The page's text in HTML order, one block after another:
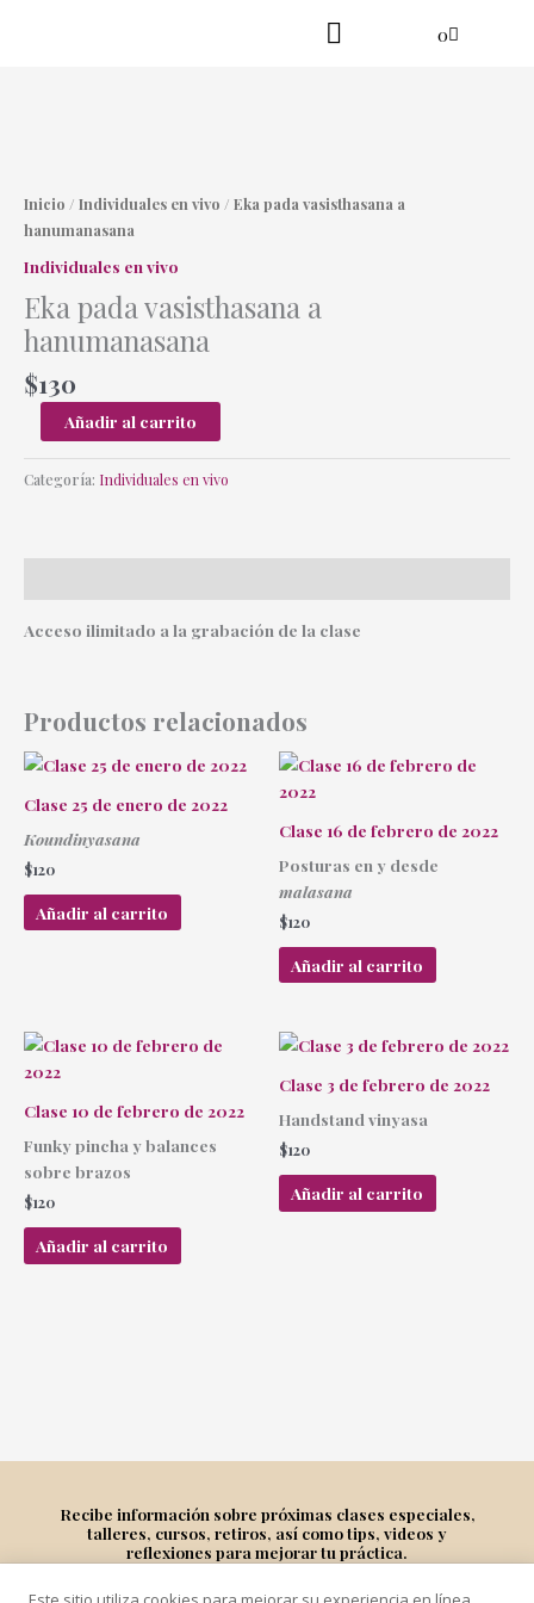
0
Cart
Inicio / Individuales en vivo / Eka pada vasisthasana a
hanumanasana
Individuales en vivo
Eka pada vasisthasana a
hanumanasana
$130
vasisthasana
a
cantidad
Añadir al carrito
Categoría: Individuales en vivo
Acceso ilimitado a la grabación de la clase
Productos relacionados
Clase 25 de enero de 2022
Koundinyasana
$120
Añadir al carrito
Clase 16 de febrero de 2022
Posturas en y desde
malasana
$120
Añadir al carrito
Clase 10 de febrero de 2022
Funky pincha y balances
sobre brazos
$120
Añadir al carrito
Clase 3 de febrero de 2022
Handstand vinyasa
$120
Añadir al carrito
Recibe información sobre próximas clases especiales,
talleres, cursos, retiros, así como tips, videos y
reflexiones para mejorar tu práctica.